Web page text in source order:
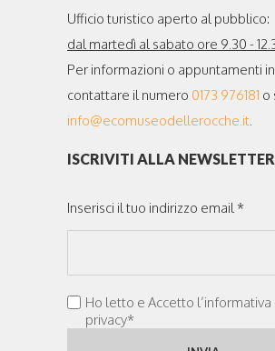
Ufficio turistico aperto al pubblico:
dal martedì al sabato ore 9.30 -
Per informazioni o appuntamenti
contattare il numero 0173 976181 o
info@ecomuseodellerocche.it.
ISCRIVITI ALLA NEWSLETTER
Inserisci il tuo indirizzo email *
Ho letto e Accetto l’informativa
privacy*